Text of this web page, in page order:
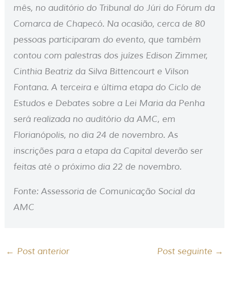
mês, no auditório do Tribunal do Júri do Fórum da
Comarca de Chapecó. Na ocasião, cerca de 80
pessoas participaram do evento, que também
contou com palestras dos juízes Edison Zimmer,
Cinthia Beatriz da Silva Bittencourt e Vilson
Fontana. A terceira e última etapa do Ciclo de
Estudos e Debates sobre a Lei Maria da Penha
será realizada no auditório da AMC, em
Florianópolis, no dia 24 de novembro. As
inscrições para a etapa da Capital deverão ser
feitas até o próximo dia 22 de novembro.
Fonte: Assessoria de Comunicação Social da
AMC
← Post anterior Post seguinte →